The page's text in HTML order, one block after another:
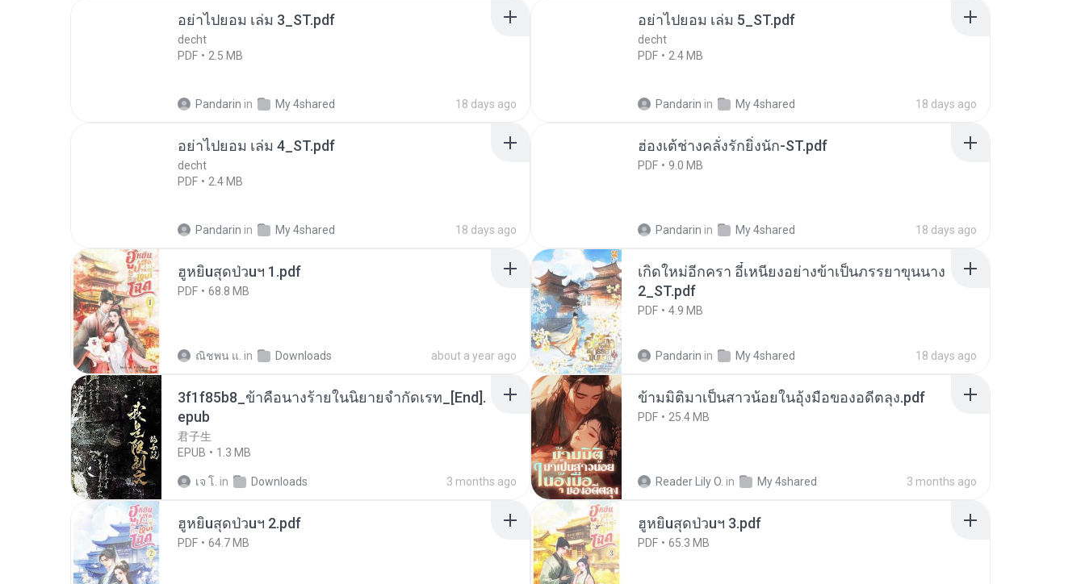
อย่าไปยอม เล่ม 3_ST.pdf
decht
PDF
2.5 MB
Pandarin in My 4shared 18 days ago
อย่าไปยอม เล่ม 5_ST.pdf
decht
PDF
2.4 MB
Pandarin in My 4shared 18 days ago
อย่าไปยอม เล่ม 4_ST.pdf
decht
PDF
2.4 MB
Pandarin in My 4shared 18 days ago
ฮ่องเต้ช่างคลั่งรักยิ่งนัก-ST.pdf
PDF 9.0 MB
Pandarin in My 4shared 18 days ago
ฮูหยิuสุดป่วuฯ 1.pdf
PDF 68.8 MB
ณิชพน แ. in Downloads about a year ago
เกิดใหม่อีกครา อี๋เหนียงอย่างข้าเป็นภรรยาขุนนาง
2_ST.pdf
PDF 4.9 MB
Pandarin in My 4shared 18 days ago
3f1f85b8_ข้าคือนางร้ายในนิยายจำกัดเรท_[End].
epub
君子生
EPUB
1.3 MB
เจ โ. in Downloads 3 months ago
ข้ามมิติมาเป็นสาวน้อยในอุ้งมือของอดีตลุง.pdf
PDF 25.4 MB
Reader Lily O. in My 4shared 3 months ago
ฮูหยิuสุดป่วuฯ 2.pdf
PDF 64.7 MB
ฮูหยิuสุดป่วuฯ 3.pdf
PDF 65.3 MB